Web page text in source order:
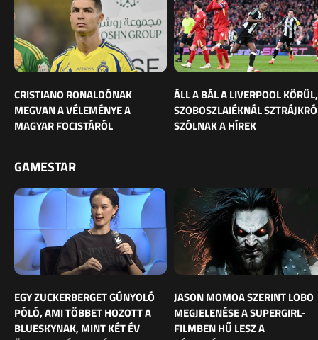
CRISTIANO RONALDÓNAK
MEGVAN A VÉLEMÉNYE A
MAGYAR FOCISTÁRÓL
ÁLL A BÁL A LIVERPOOL KÖRÜL,
SZOBOSZLAIÉKNÁL
SZÓLNAK A HÍREK
GAMESTAR
EGY ZUCKERBERGET GÚNYOLÓ
PÓLÓ, AMI TÖBBET HOZOTT A
BLUESKYNAK, MINT KÉT ÉV
JASON MOMOA SZERINT LOBO
MEGJELENÉSE A SUPERGIRL-
FILMBEN HŰ LESZ A